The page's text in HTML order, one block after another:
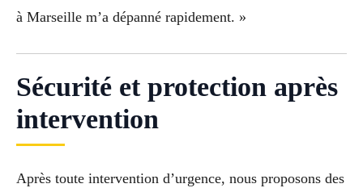
à Marseille m’a dépanné rapidement. »
Sécurité et protection après
intervention
Après toute intervention d’urgence, nous proposons des